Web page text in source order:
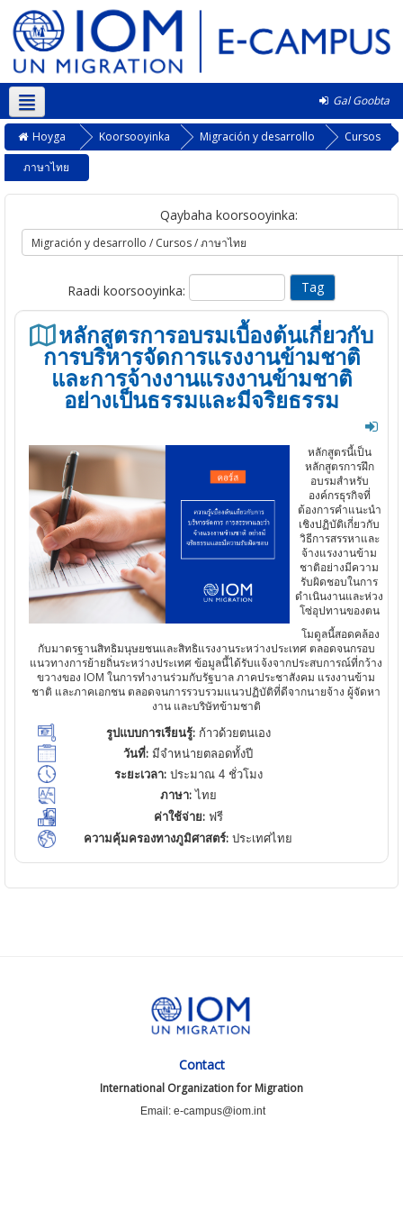
Gal Goobta
Soomaali ‎(so)‎
Hoyga Koorsooyinka Migración y desarrollo
Cursos
ภาษาไทย
Qaybaha koorsooyinka:
Raadi koorsooyinka:
หลักสูตรการอบรมเบื้องต้นเกี่ยวกับ
การบริหารจัดการแรงงานข้ามชาติ
และการจ้างงานแรงงานข้ามชาติ
อย่างเป็นธรรมและมีจริยธรรม
หลักสูตรนี้เป็น
หลักสูตรการฝึก
อบรมสำหรับ
องค์กรธุรกิจที่
ต้องการคำแนะนำ
เชิงปฏิบัติเกี่ยวกับ
วิธีการสรรหาและ
จ้างแรงงานข้าม
ชาติอย่างมีความ
รับผิดชอบในการ
ดำเนินงานและห่วง
โซ่อุปทานของตน
โมดูลนี้สอดคล้อง
กับมาตรฐานสิทธิมนุษยชนและสิทธิแรงงานระหว่างประเทศ ตลอดจนกรอบ
แนวทางการย้ายถิ่นระหว่างประเทศ ข้อมูลนี้ได้รับแจ้งจากประสบการณ์ที่กว้าง
ขวางของ IOM ในการทำงานร่วมกับรัฐบาล ภาคประชาสังคม แรงงานข้าม
ชาติ และภาคเอกชน ตลอดจนการรวบรวมแนวปฏิบัติที่ดีจากนายจ้าง ผู้จัดหา
งาน และบริษัทข้ามชาติ
รูปแบบการเรียนรู้:ก้าวด้วยตนเอง
วันที่: มีจำหน่ายตลอดทั้งปี
ระยะเวลา:ประมาณ 4 ชั่วโมง
ภาษา:ไทย
ค่าใช้จ่าย:ฟรี
ความคุ้มครองทางภูมิศาสตร์: ประเทศไทย
Contact
International Organization for Migration
Email: e-campus@iom.int